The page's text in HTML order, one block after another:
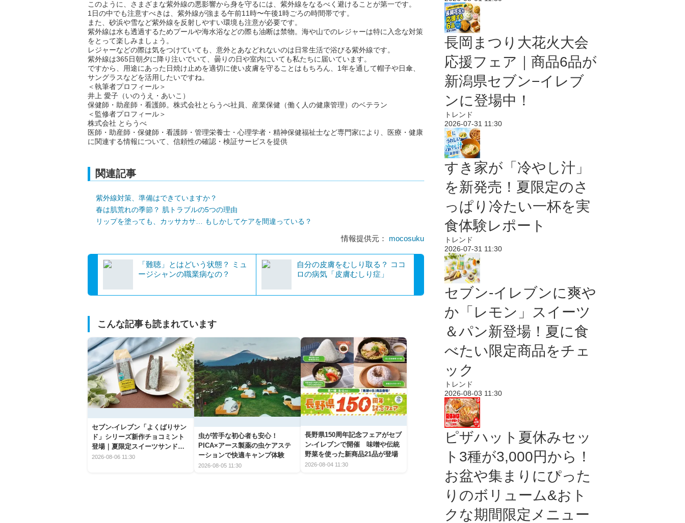
このように、さまざまな紫外線の悪影響から身を守るには、紫外線をなるべく避けることが第一です。
1日の中でも注意すべきは、紫外線が強まる午前11時〜午後1時ごろの時間帯です。
また、砂浜や雪など紫外線を反射しやすい環境も注意が必要です。
紫外線は水も透過するためプールや海水浴などの際も油断は禁物。海や山でのレジャーは特に入念な対策
をとって楽しみましょう。
レジャーなどの際は気をつけていても、意外とあなどれないのは日常生活で浴びる紫外線です。
紫外線は365日朝夕に降り注いでいて、曇りの日や室内にいても私たちに届いています。
ですから、用途にあった日焼け止めを適切に使い皮膚を守ることはもちろん、1年を通して帽子や日傘、
サングラスなどを活用したいですね。
＜執筆者プロフィール＞
井上 愛子（いのうえ・あいこ）
保健師・助産師・看護師。株式会社とらうべ社員、産業保健（働く人の健康管理）のベテラン
＜監修者プロフィール＞
株式会社 とらうべ
医師・助産師・保健師・看護師・管理栄養士・心理学者・精神保健福祉士など専門家により、医療・健康
に関連する情報について、信頼性の確認・検証サービスを提供
関連記事
紫外線対策、準備はできていますか？
春は肌荒れの季節？ 肌トラブルの5つの理由
リップを塗っても、カッサカサ… もしかしてケアを間違っている？
情報提供元： mocosuku
「難聴」とはどいう状態？ ミュ
ージシャンの職業病なの？
自分の皮膚をむしり取る？ ココ
ロの病気「皮膚むしり症」
こんな記事も読まれています
セブン‐イレブン「よくばりサン
ド」シリーズ新作チョコミント
登場｜夏限定スイーツサンドの
爽快な魅力
2026-08-06 11:30
虫が苦手な初心者も安心！
PICA×アース製薬の虫ケアステ
ーションで快適キャンプ体験
2026-08-05 11:30
長野県150周年記念フェアがセブ
ン-イレブンで開催 味噌や伝統
野菜を使った新商品21品が登場
2026-08-04 11:30
長岡まつり大花火大会
応援フェア｜商品6品が
新潟県セブン−イレブ
ンに登場中！
トレンド
2026-07-31 11:30
すき家が「冷やし汁」
を新発売！夏限定のさ
っぱり冷たい一杯を実
食体験レポート
トレンド
2026-07-31 11:30
セブン‐イレブンに爽や
か「レモン」スイーツ
＆パン新登場！夏に食
べたい限定商品をチェ
ック
トレンド
2026-08-03 11:30
ピザハット夏休みセッ
ト3種が3,000円から！
お盆や集まりにぴった
りのボリューム&おト
クな期間限定メニュー